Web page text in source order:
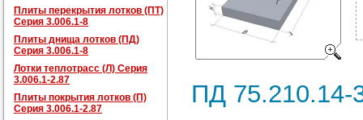
Плиты перекрытия лотков (ПТ)
Серия 3.006.1-8
Плиты днища лотков (ПД)
Серия 3.006.1-8
Лотки теплотрасс (Л) Серия
3.006.1-2.87
Плиты покрытия лотков (П)
Серия 3.006.1-2.87
ПД 75.210.14-